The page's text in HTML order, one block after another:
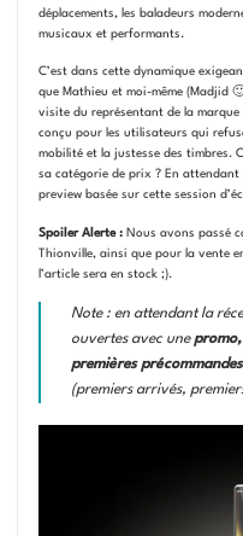
déplacements, les baladeurs
musicaux et performants.
C’est dans cette dynamique
que Mathieu et moi-même (Madjid
visite du représentant de la marque
conçu pour les utilisateurs qui
mobilité et la justesse des timbres.
sa catégorie de prix ? En
preview basée sur cette session
Spoiler Alerte :Nous avons passé
Thionville, ainsi que pour la vente
l’article sera en stock ;).
Note : en attendant la
ouvertes avec unepromo,
premières précommandes
(premiers arrivés,